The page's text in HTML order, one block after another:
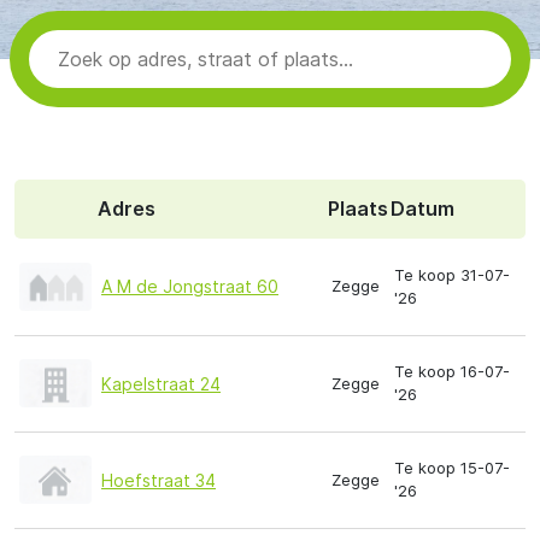
Adres Plaats Datum
A M de Jongstraat 60 Zegge
Te koop 31-07-
'26
Kapelstraat 24 Zegge
Te koop 16-07-
'26
Hoefstraat 34 Zegge
Te koop 15-07-
'26